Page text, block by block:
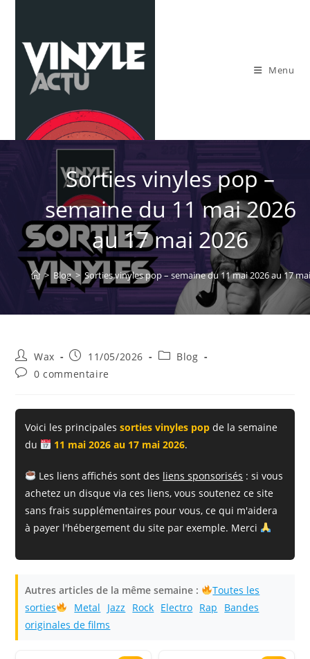
content
Menu
Sorties vinyles pop –
semaine du 11 mai 2026
au 17 mai 2026
> Blog > Sorties vinyles pop – semaine du 11 mai 2026 au 17
Auteur/autrice
de
la
Wax
Publication
publiée :
11/05/2026
PostBlog
Commentaires
publication :
0 commentaire
Voici les principalessorties vinyles pop de la semaine
du
11 mai 2026 au 17 mai 2026.
Les liens affichés sont des liens sponsorisés : si vous
achetez un disque via ces liens, vous soutenez ce site
sans frais supplémentaires pour vous, ce qui m'aidera
à payer l'hébergement du site par exemple. Merci
Autres articles de la même semaine :
Toutes les
sorties
Metal Jazz Rock Electro Rap
Bandes
originales de films